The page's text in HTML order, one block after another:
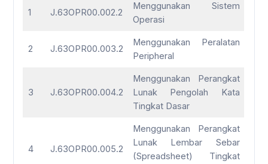
1 J.63OPR00.002.2
Menggunakan Sistem
Operasi
2 J.63OPR00.003.2
Menggunakan Peralatan
Peripheral
3 J.63OPR00.004.2
Menggunakan Perangkat
Lunak Pengolah Kata
Tingkat Dasar
4 J.63OPR00.005.2
Menggunakan Perangkat
Lunak Lembar Sebar
(Spreadsheet) Tingkat